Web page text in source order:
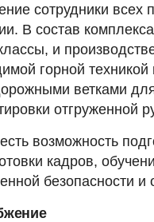
сотрудники всех
В состав
и
горной техникой
ветками
отгруженной
возможность
кадров,
безопасности и